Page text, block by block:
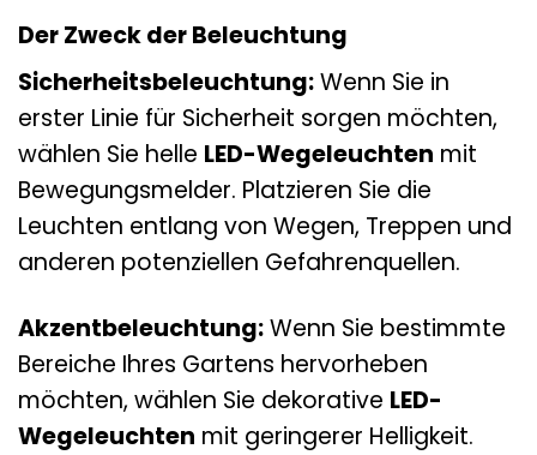
Der Zweck der Beleuchtung
Sicherheitsbeleuchtung:Wenn Sie in
erster Linie für Sicherheit sorgen möchten,
wählen Sie helle LED-Wegeleuchten mit
Bewegungsmelder. Platzieren Sie die
Leuchten entlang von Wegen, Treppen und
anderen potenziellen Gefahrenquellen.
Akzentbeleuchtung:Wenn Sie bestimmte
Bereiche Ihres Gartens hervorheben
möchten, wählen Sie dekorative LED-
Wegeleuchten mit geringerer Helligkeit.